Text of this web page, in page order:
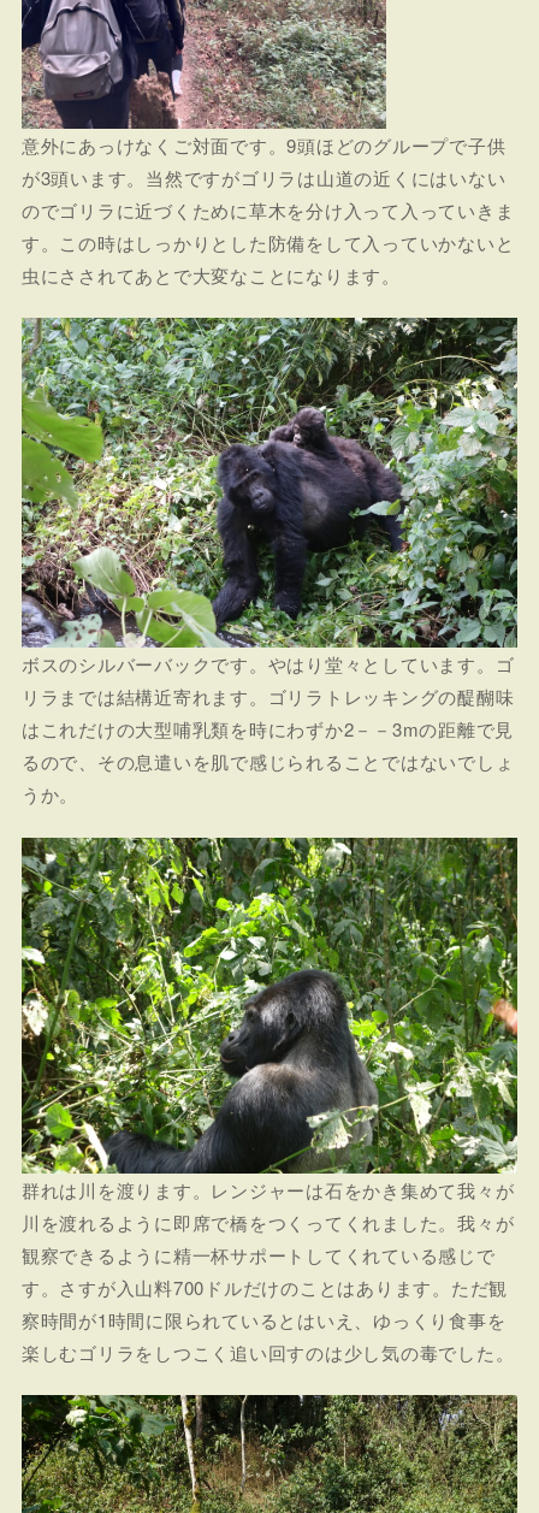
意外にあっけなくご対面です。9頭ほどのグループで子供
が3頭います。当然ですがゴリラは山道の近くにはいない
のでゴリラに近づくために草木を分け入って入っていきま
す。この時はしっかりとした防備をして入っていかないと
虫にさされてあとで大変なことになります。
ボスのシルバーバックです。やはり堂々としています。ゴ
リラまでは結構近寄れます。ゴリラトレッキングの醍醐味
はこれだけの大型哺乳類を時にわずか2－－3mの距離で見
るので、その息遣いを肌で感じられることではないでしょ
うか。
群れは川を渡ります。レンジャーは石をかき集めて我々が
川を渡れるように即席で橋をつくってくれました。我々が
観察できるように精一杯サポートしてくれている感じで
す。さすが入山料700ドルだけのことはあります。ただ観
察時間が1時間に限られているとはいえ、ゆっくり食事を
楽しむゴリラをしつこく追い回すのは少し気の毒でした。